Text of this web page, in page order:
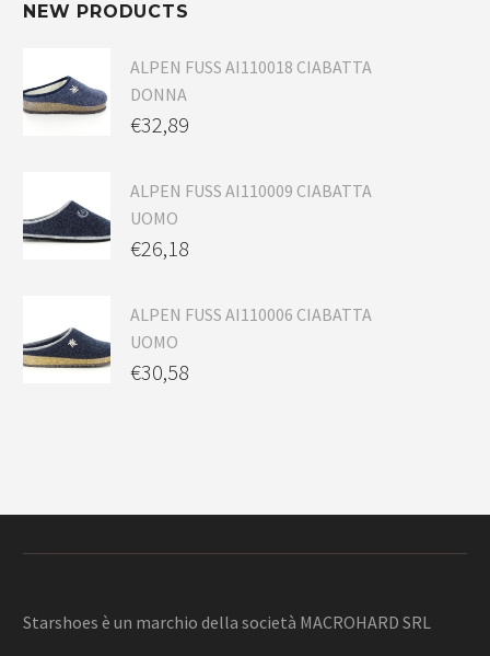
NEW PRODUCTS
ALPEN FUSS AI110018 CIABATTA
DONNA
€32,89
ALPEN FUSS AI110009 CIABATTA
UOMO
€26,18
ALPEN FUSS AI110006 CIABATTA
UOMO
€30,58
Starshoes è un marchio della società MACROHARD SRL